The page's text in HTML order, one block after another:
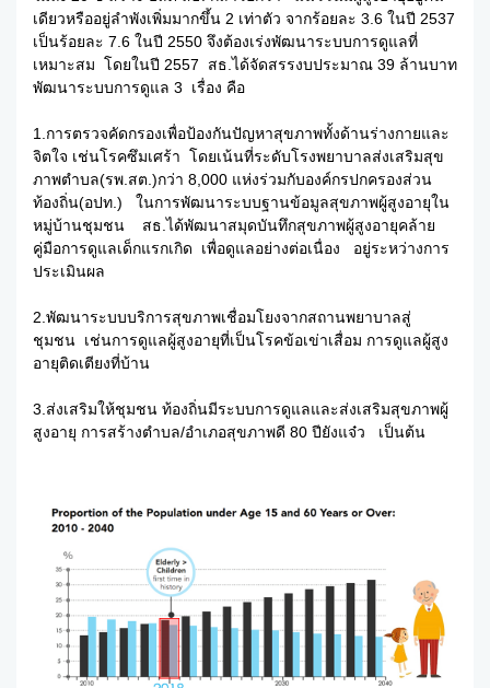
เดียวหรืออยู่ลำพังเพิ่มมากขึ้น 2 เท่าตัว จากร้อยละ 3.6 ในปี 2537
เป็นร้อยละ 7.6 ในปี 2550 จึงต้องเร่งพัฒนาระบบการดูแลที่
เหมาะสม โดยในปี 2557 สธ.ได้จัดสรรงบประมาณ 39 ล้านบาท
พัฒนาระบบการดูแล 3 เรื่อง คือ
1.การตรวจคัดกรองเพื่อป้องกันปัญหาสุขภาพทั้งด้านร่างกายและ
จิตใจ เช่นโรคซึมเศร้า โดยเน้นที่ระดับโรงพยาบาลส่งเสริมสุข
ภาพตำบล(รพ.สต.)กว่า 8,000 แห่งร่วมกับองค์กรปกครองส่วน
ท้องถิ่น(อปท.) ในการพัฒนาระบบฐานข้อมูลสุขภาพผู้สูงอายุใน
หมู่บ้านชุมชน สธ.ได้พัฒนาสมุดบันทึกสุขภาพผู้สูงอายุคล้าย
คู่มือการดูแลเด็กแรกเกิด เพื่อดูแลอย่างต่อเนื่อง อยู่ระหว่างการ
ประเมินผล
2.พัฒนาระบบบริการสุขภาพเชื่อมโยงจากสถานพยาบาลสู่
ชุมชน เช่นการดูแลผู้สูงอายุที่เป็นโรคข้อเข่าเสื่อม การดูแลผู้สูง
อายุติดเตียงที่บ้าน
3.ส่งเสริมให้ชุมชน ท้องถิ่นมีระบบการดูแลและส่งเสริมสุขภาพผู้
สูงอายุ การสร้างตำบล/อำเภอสุขภาพดี 80 ปียังแจ๋ว เป็นต้น